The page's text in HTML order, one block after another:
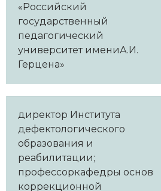
«Российский
государственный
педагогический
университет имениА.И.
Герцена»
директор Института
дефектологического
образования и
реабилитации;
профессоркафедры основ
коррекционной